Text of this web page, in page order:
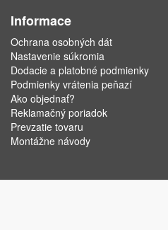
Informace
Ochrana osobných dát
Nastavenie súkromia
Dodacie a platobné podmienky
Podmienky vrátenia peňazí
Ako objednať?
Reklamačný poriadok
Prevzatie tovaru
Montážne návody